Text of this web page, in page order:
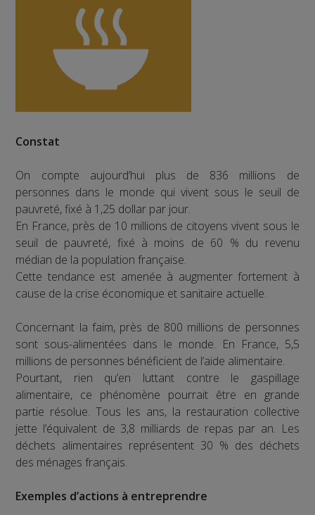
Constat
On compte aujourd’hui plus de 836 millions de
personnes dans le monde qui vivent sous le seuil de
pauvreté, fixé à 1,25 dollar par jour.
En France, près de 10 millions de citoyens vivent sous le
seuil de pauvreté, fixé à moins de 60 % du revenu
médian de la population française.
Cette tendance est amenée à augmenter fortement à
cause de la crise économique et sanitaire actuelle.
Concernant la faim, près de 800 millions de personnes
sont sous-alimentées dans le monde. En France, 5,5
millions de personnes bénéficient de l’aide alimentaire.
Pourtant, rien qu’en luttant contre le gaspillage
alimentaire, ce phénomène pourrait être en grande
partie résolue. Tous les ans, la restauration collective
jette l’équivalent de 3,8 milliards de repas par an. Les
déchets alimentaires représentent 30 % des déchets
des ménages français.
Exemples d’actions à entreprendre